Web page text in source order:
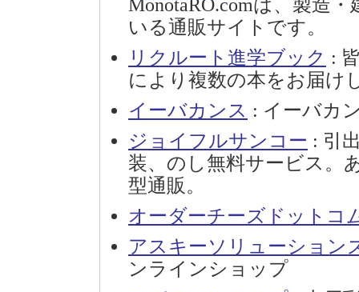
MonotaRO.comは、製造
いる通販サイトです。
リクルート進学ブック :
により複数の本をお届け
イーバカンス : イーバカ
ジョイフルサンコー : 引
装、のし無料サービス。
型通販。
オーダーチーズドットコ
アスキーソリューション
ンラインショップ